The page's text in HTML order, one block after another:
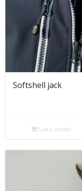
Softshell jack
Lees verder